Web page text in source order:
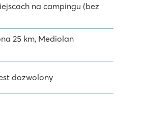
na campingu (bez
25 km, Mediolan
dozwolony